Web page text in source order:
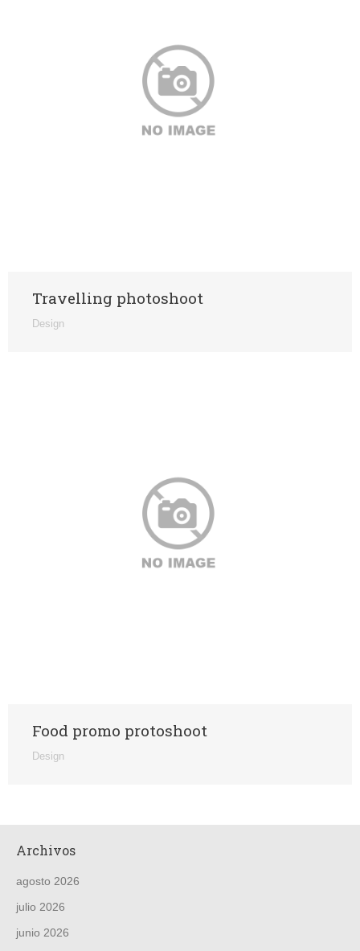
Travelling photoshoot
Design
Food promo protoshoot
Design
Archivos
agosto 2026
julio 2026
junio 2026